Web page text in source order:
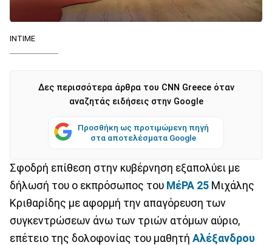
INTIME
Δες περισσότερα άρθρα του CNN Greece όταν
αναζητάς ειδήσεις στην Google
Προσθήκη ως προτιμώμενη πηγή
στα αποτελέσματα Google
Σφοδρή επίθεση στην κυβέρνηση εξαπολύει με
δήλωσή του ο εκπρόσωπος του ΜέΡΑ 25 Μιχάλης
Κριθαρίδης με αφορμή την απαγόρευση των
συγκεντρώσεων άνω των τριών ατόμων αύριο,
επέτειο της δολοφονίας του μαθητή Αλέξανδρου